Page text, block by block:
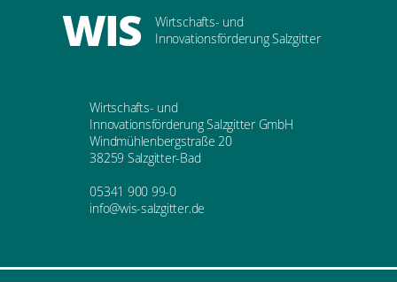
WIS
Wirtschafts- und
Innovationsförderung Salzgitter
Wirtschafts- und
Innovationsförderung Salzgitter GmbH
Windmühlenbergstraße 20
38259 Salzgitter-Bad
05341 900 99-0
info@wis-salzgitter.de